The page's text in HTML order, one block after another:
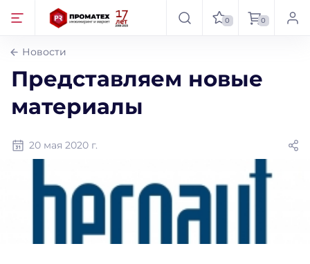
0 0
Новости
Представляем новые
материалы
20 мая 2020 г.